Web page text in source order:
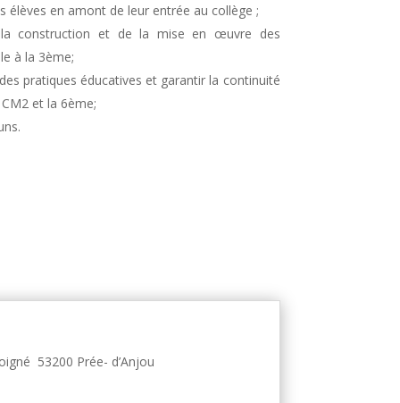
élèves en amont de leur entrée au collège ;
construction et de la mise en œuvre des
à la 3ème;
pratiques éducatives et garantir la continuité
et la 6ème;
53200 Prée- d’Anjou